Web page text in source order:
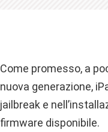
Come promesso, a
nuova generazione,
jailbreak e
firmware disponibile.